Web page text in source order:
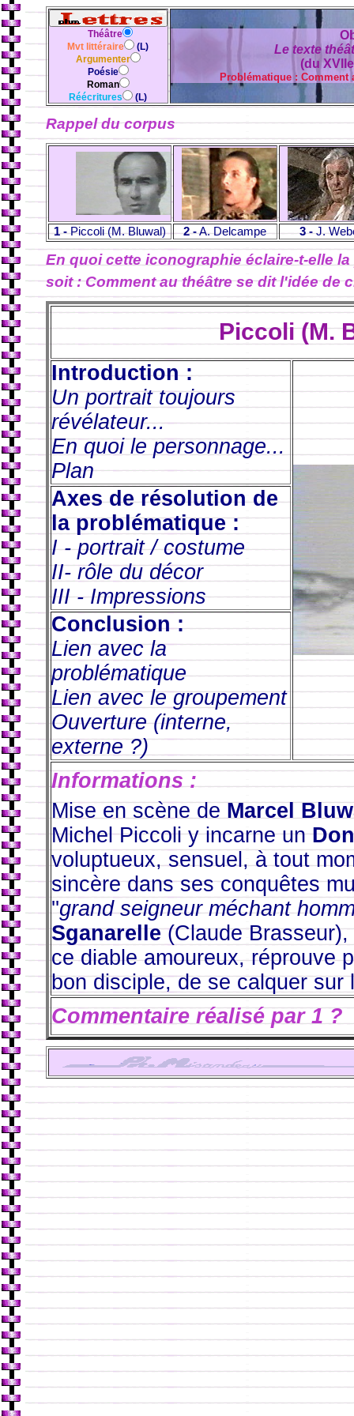
Théâtre
Mvt littéraire
(L)
Argumenter
Poésie
Roman
Réécritures
(L)
Le texte
(du
Problématique : Comment
Rappel du corpus
1 -Piccoli (M. Bluwal) 2 -A. Delcampe 3 -J.
En quoi cette iconographie éclaire-t-elle
soit : Comment au théâtre se dit l'idée de
Piccoli (M.
Introduction :
Un portrait toujours
révélateur...
En quoi le personnage...
Plan
Axes de résolution de
la problématique :
I - portrait / costume
II- rôle du décor
III - Impressions
Conclusion :
Lien avec la
problématique
Lien avec le groupement
Ouverture (interne,
externe ?)
Informations :
Mise en scène deMarcel
Michel Piccoli y incarne un
voluptueux, sensuel, à tout
sincère dans ses conquêtes
''grand seigneur méchant
Sganarelle(Claude Brasseur),
ce diable amoureux, réprouve
bon disciple, de se calquer sur
Commentaire réalisé par1 ?